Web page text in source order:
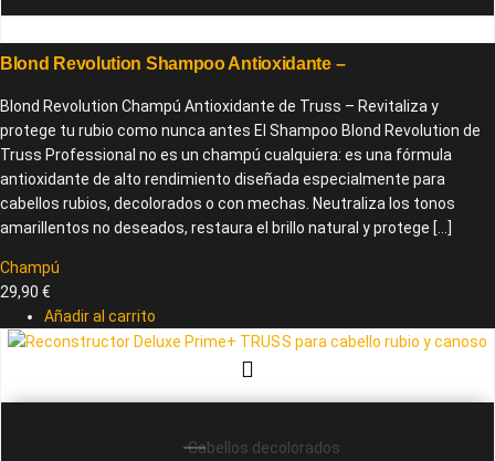
Blond Revolution Shampoo Antioxidante –
Blond Revolution Champú Antioxidante de Truss – Revitaliza y
protege tu rubio como nunca antes El Shampoo Blond Revolution de
Truss Professional no es un champú cualquiera: es una fórmula
antioxidante de alto rendimiento diseñada especialmente para
cabellos rubios, decolorados o con mechas. Neutraliza los tonos
amarillentos no deseados, restaura el brillo natural y protege […]
Champú
29,90€
Añadir al carrito
Cabellos decolorados